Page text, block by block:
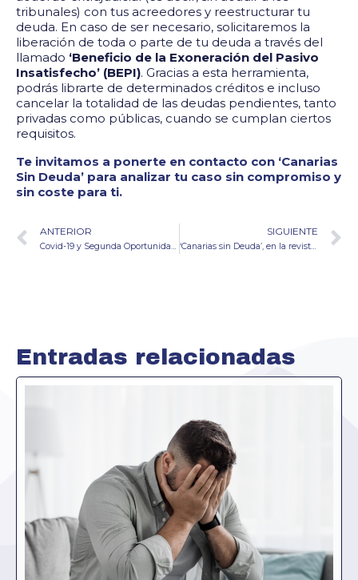
tribunales) con tus acreedores y reestructurar tu
deuda. En caso de ser necesario, solicitaremos la
liberación de toda o parte de tu deuda a través del
llamado ‘Beneficio de la Exoneración del Pasivo
Insatisfecho’ (BEPI). Gracias a esta herramienta,
podrás librarte de determinados créditos e incluso
cancelar la totalidad de las deudas pendientes, tanto
privadas como públicas, cuando se cumplan ciertos
requisitos.
Te invitamos a ponerte en contacto con ‘Canarias
Sin Deuda’ para analizar tu caso sin compromiso y
sin coste para ti.
ANTERIOR
Covid-19 y Segunda Oportunidad: ¿Cómo superar el endeudamiento provocado por la pandemia?
SIGUIENTE
‘Canarias sin Deuda’, en la revista de emprendimiento ‘Canarias Empresarial’
Entradas relacionadas